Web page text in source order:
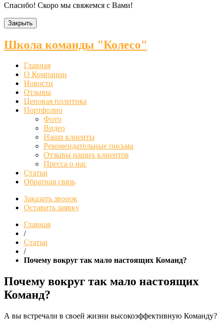
Спасибо! Скоро мы свяжемся с Вами!
Закрыть
Школа команды "Колесо"
Главная
О Компании
Новости
Отзывы
Ценовая политика
Портфолио
Фото
Видео
Наши клиенты
Рекомендательные письма
Отзывы наших клиентов
Пресса о нас
Статьи
Обратная связь
Заказать звонок
Оставить заявку
Главная
/
Статьи
/
Почему вокруг так мало настоящих Команд?
Почему вокруг так мало настоящих
Команд?
А вы встречали в своей жизни высокоэффективную Команду?